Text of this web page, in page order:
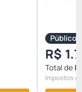
Público
R$
Total de
Impostos e